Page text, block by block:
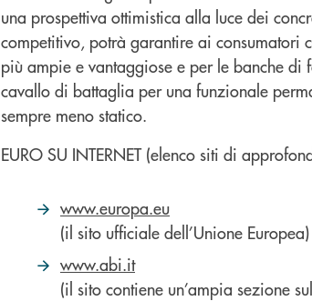
una prospettiva ottimistica alla luce dei
competitivo, potrà garantire ai consumatori
più ampie e vantaggiose e per le banche
cavallo di battaglia per una funzionale
sempre meno statico.
EURO SU INTERNET (elenco siti di
www.europa.eu
(il sito ufficiale dell’Unione Europea)
www.abi.it
(il sito contiene un’ampia sezione